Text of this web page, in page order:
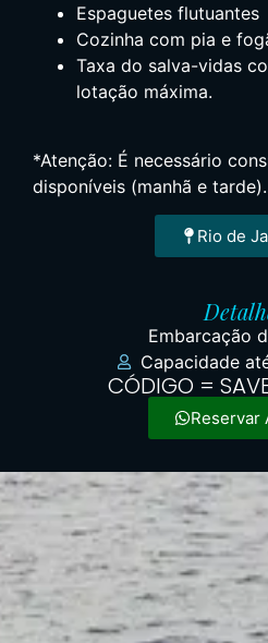
Espaguetes flutuantes
Cozinha com pia e
Taxa do salva-vidas
lotação máxima.
*Atenção: É necessário
disponíveis (manhã e tarde).
Rio de
Embarcação
Capacidade
CÓDIGO =
Reservar